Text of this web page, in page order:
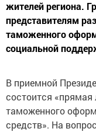
жителей региона.
представителям
таможенного
социальной
В приемной
состоится
таможенного
средств». На